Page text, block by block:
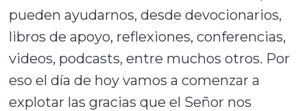
pueden ayudarnos, desde devocionarios,
libros de apoyo, reflexiones, conferencias,
videos, podcasts, entre muchos otros. Por
eso el día de hoy vamos a comenzar a
explotar las gracias que el Señor nos